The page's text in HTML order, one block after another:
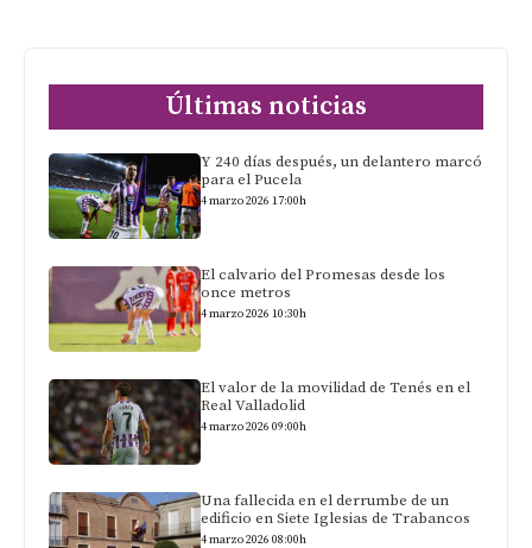
Últimas noticias
Y 240 días después, un delantero marcó
para el Pucela
4 marzo 2026 17:00h
El calvario del Promesas desde los
once metros
4 marzo 2026 10:30h
El valor de la movilidad de Tenés en el
Real Valladolid
4 marzo 2026 09:00h
Una fallecida en el derrumbe de un
edificio en Siete Iglesias de Trabancos
4 marzo 2026 08:00h